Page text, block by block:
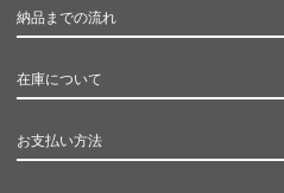
納品までの流れ
在庫について
お支払い方法